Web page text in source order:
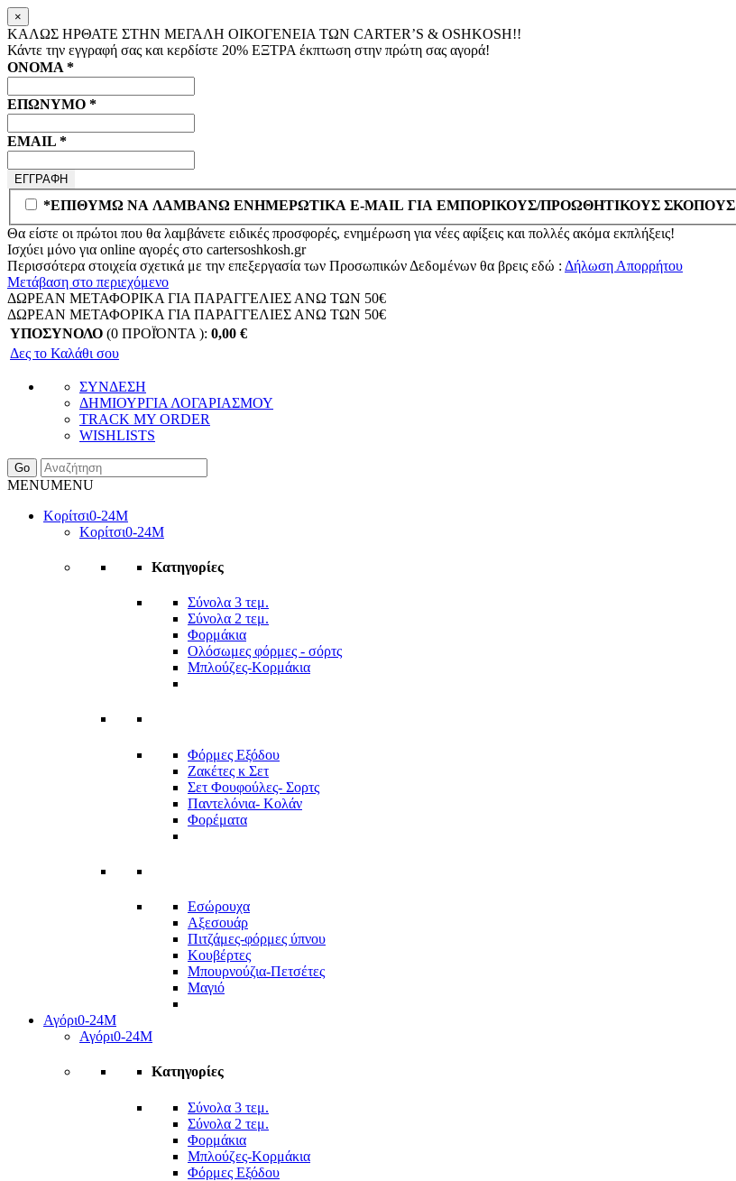
×
ΚΑΛΩΣ ΗΡΘΑΤΕ ΣΤΗΝ ΜΕΓΑΛΗ ΟΙΚΟΓΕΝΕΙΑ ΤΩΝ CARTER’S & OSHKOSH!!
Κάντε την εγγραφή σας και κερδίστε 20% ΕΞΤΡΑ έκπτωση στην πρώτη σας αγορά!
ΟΝΟΜΑ *
ΕΠΩΝΥΜΟ *
EMAIL *
*ΕΠΙΘΥΜΩ ΝΑ ΛΑΜΒΑΝΩ ΕΝΗΜΕΡΩΤΙΚΑ E-MAIL ΓΙΑ ΕΜΠΟΡΙΚΟΥΣ/ΠΡΟΩΘΗΤΙΚΟΥΣ ΣΚΟΠΟΥΣ
Θα είστε οι πρώτοι που θα λαμβάνετε ειδικές προσφορές, ενημέρωση για νέες αφίξεις και πολλές ακόμα εκπλήξεις!
Ισχύει μόνο για online αγορές στο cartersoshkosh.gr
Περισσότερα στοιχεία σχετικά με την επεξεργασία των Προσωπικών Δεδομένων θα βρεις εδώ : Δήλωση Απορρήτου
Μετάβαση στο περιεχόμενο
ΔΩΡΕΑΝ ΜΕΤΑΦΟΡΙΚΑ ΓΙΑ ΠΑΡΑΓΓΕΛΙΕΣ ΑΝΩ ΤΩΝ 50€
ΔΩΡΕΑΝ ΜΕΤΑΦΟΡΙΚΑ ΓΙΑ ΠΑΡΑΓΓΕΛΙΕΣ ΑΝΩ ΤΩΝ 50€
ΥΠΟΣΥΝΟΛΟ (0 ΠΡΟΪΌΝΤΑ ): 0,00 €
Δες το Καλάθι σου
ΣΥΝΔΕΣΗ
ΔΗΜΙΟΥΡΓΙΑ ΛΟΓΑΡΙΑΣΜΟΥ
TRACK MY ORDER
WISHLISTS
Go
MENUMENU
Κορίτσι0-24Μ
Κορίτσι0-24Μ
Κατηγορίες
Σύνολα 3 τεμ.
Σύνολα 2 τεμ.
Φορμάκια
Ολόσωμες φόρμες - σόρτς
Μπλούζες-Κορμάκια
Φόρμες Εξόδου
Ζακέτες κ Σετ
Σετ Φουφούλες- Σορτς
Παντελόνια- Κολάν
Φορέματα
Εσώρουχα
Αξεσουάρ
Πιτζάμες-φόρμες ύπνου
Κουβέρτες
Μπουρνούζια-Πετσέτες
Μαγιό
Αγόρι0-24Μ
Αγόρι0-24Μ
Κατηγορίες
Σύνολα 3 τεμ.
Σύνολα 2 τεμ.
Φορμάκια
Μπλούζες-Κορμάκια
Φόρμες Εξόδου